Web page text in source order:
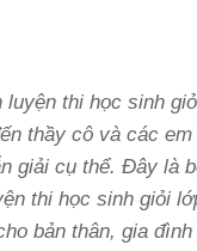
thi học sinh
thầy cô và các
giải cụ thể. Đây là
thi học sinh giỏi
bản thân, gia